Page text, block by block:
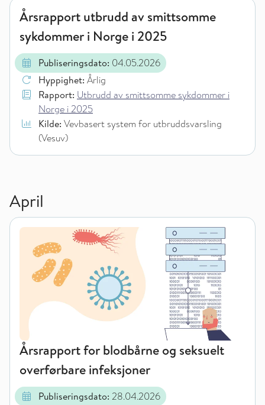
Årsrapport utbrudd av smittsomme
sykdommer i Norge i 2025
Publiseringsdato: 04.05.2026
Hyppighet: Årlig
Rapport: Utbrudd av smittsomme sykdommer i
Norge i 2025
Kilde: Vevbasert system for utbruddsvarsling
(Vesuv)
April
Årsrapport for blodbårne og seksuelt
overførbare infeksjoner
Publiseringsdato: 28.04.2026